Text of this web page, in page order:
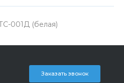
001Д (белая)
Заказать звонок